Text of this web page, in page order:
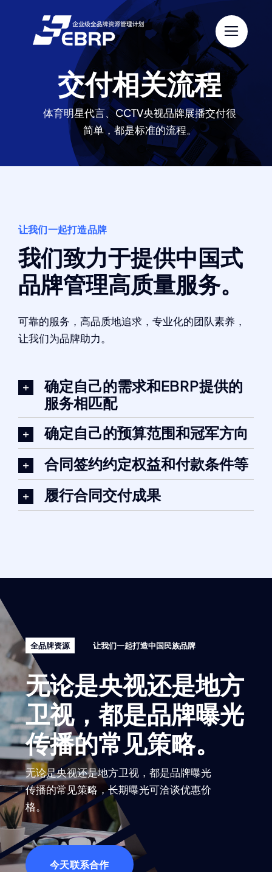
交付相关流程
体育明星代言、CCTV央视品牌展播交付很
简单，都是标准的流程。
让我们一起打造品牌
我们致力于提供中国式
品牌管理高质量服务。
可靠的服务，高品质地追求，专业化的团队素养，
让我们为品牌助力。
确定自己的需求和EBRP提供的
服务相匹配
确定自己的预算范围和冠军方向
合同签约约定权益和付款条件等
履行合同交付成果
全品牌资源 让我们一起打造中国民族品牌
无论是央视还是地方
卫视，都是品牌曝光
传播的常见策略。
无论是央视还是地方卫视，都是品牌曝光
传播的常见策略，长期曝光可洽谈优惠价
格。
今天联系合作